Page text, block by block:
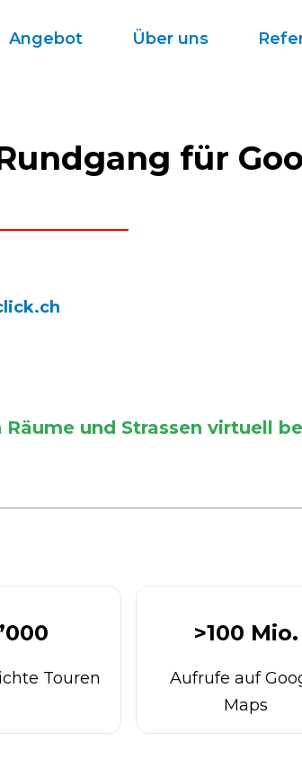
Angebot Über uns
für
Räume und Strassen virtuell
Touren
>100 Mio.
Aufrufe auf
Maps